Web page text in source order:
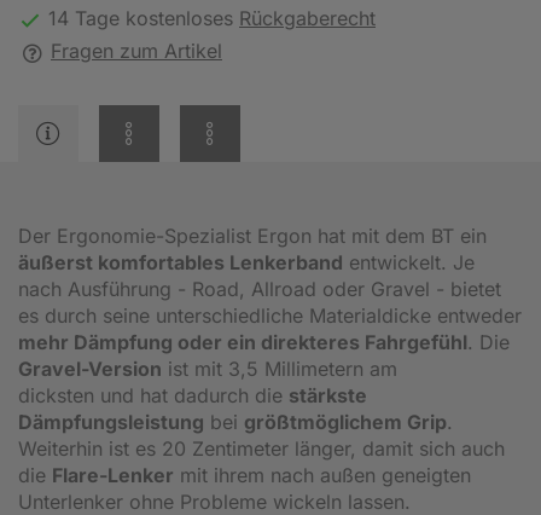
14 Tage kostenloses Rückgaberecht
Fragen zum Artikel
Der Ergonomie-Spezialist Ergon hat mit dem BT ein
äußerst komfortables Lenkerband entwickelt. Je
nach Ausführung - Road, Allroad oder Gravel - bietet
es durch seine unterschiedliche Materialdicke entweder
mehr Dämpfung oder ein direkteres Fahrgefühl. Die
Gravel-Version ist mit 3,5 Millimetern am
dicksten und hat dadurch die stärkste
Dämpfungsleistung bei größtmöglichem Grip.
Weiterhin ist es 20 Zentimeter länger, damit sich auch
die Flare-Lenker mit ihrem nach außen geneigten
Unterlenker ohne Probleme wickeln lassen.